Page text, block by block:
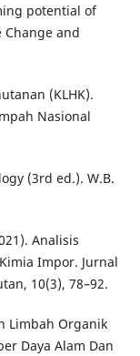
potential of
Change and
(KLHK).
Nasional
(3rd ed.). W.B.
Analisis
Impor. Jurnal
10(3), 78–92.
Limbah Organik
Daya Alam Dan